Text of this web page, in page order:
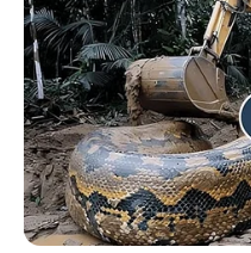
ισχυροί άνεμοιπου
προσπάθεια των
Λίγο πριν την δύση
την θέσουν υπό